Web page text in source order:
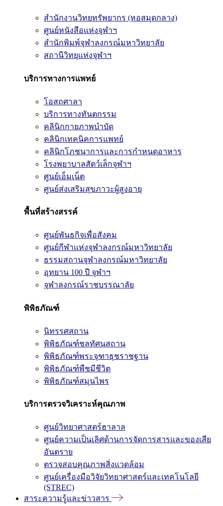
สำนักงานวิทยทรัพยากร (หอสมุดกลาง)
ศูนย์หนังสือแห่งจุฬาฯ
สำนักพิมพ์จุฬาลงกรณ์มหาวิทยาลัย
สถานีวิทยุแห่งจุฬาฯ
บริการทางการแพทย์
โอสถศาลา
บริการทางทันตกรรม
คลินิกกายภาพบำบัด
คลินิกเทคนิคการแพทย์
คลินิกโภชนาการและการกำหนดอาหาร
โรงพยาบาลสัตว์เล็กจุฬาฯ
ศูนย์เอ็มเน็ต
ศูนย์ส่งเสริมสุขภาวะผู้สูงอายุ
พื้นที่สร้างสรรค์
ศูนย์พันธกิจเพื่อสังคม
ศูนย์กีฬาแห่งจุฬาลงกรณ์มหาวิทยาลัย
ธรรมสถานจุฬาลงกรณ์มหาวิทยาลัย
อุทยาน 100 ปี จุฬาฯ
จุฬาลงกรณ์ราชบรรณาลัย
พิพิธภัณฑ์
นิทรรศสถาน
พิพิธภัณฑ์ชลทัศนสถาน
พิพิธภัณฑ์พระจุฑาธุชราชฐาน
พิพิธภัณฑ์พืชมีชีวิต
พิพิธภัณฑ์สมุนไพร
บริการตรวจวิเคราะห์คุณภาพ
ศูนย์วิทยาศาสตร์ฮาลาล
ศูนย์ความเป็นเลิศด้านการจัดการสารและของเสีย
อันตราย
ตรวจสอบคุณภาพสิ่งแวดล้อม
ศูนย์เครื่องมือวิจัยวิทยาศาสตร์และเทคโนโลยี
(STREC)
สาระความรู้และข่าวสาร